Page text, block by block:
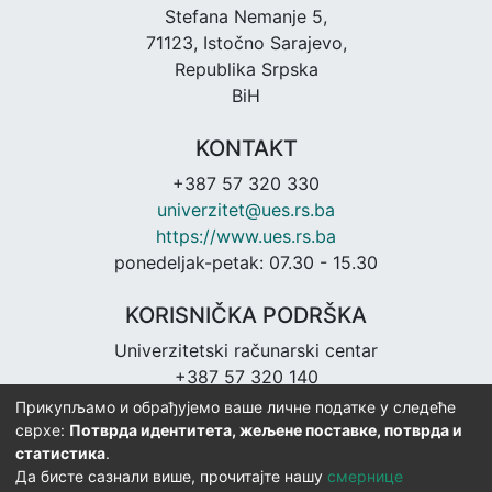
Stefana Nemanje 5,
71123, Istočno Sarajevo,
Republika Srpska
BiH
KONTAKT
+387 57 320 330
univerzitet@ues.rs.ba
https://www.ues.rs.ba
ponedeljak-petak: 07.30 - 15.30
KORISNIČKA PODRŠKA
Univerzitetski računarski centar
+387 57 320 140
urc@ues.rs.ba
https://urc.ues.rs.ba
Прикупљамо и обрађујемо ваше личне податке у следеће
сврхе: Потврда идентитета, жељене поставке, потврда и
статистика.
Да бисте сазнали више, прочитајте нашу смернице